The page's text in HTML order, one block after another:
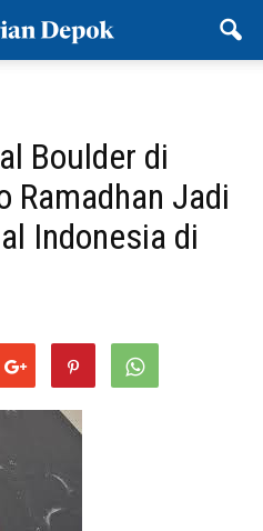
Boulder di
Ramadhan Jadi
Indonesia di